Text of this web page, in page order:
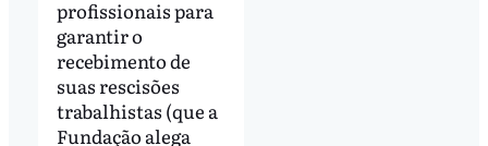
profissionais para
garantir o
recebimento de
suas rescisões
trabalhistas (que a
Fundação alega